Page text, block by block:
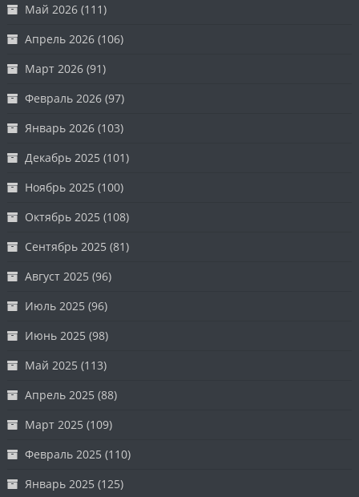
Май 2026 (111)
Апрель 2026 (106)
Март 2026 (91)
Февраль 2026 (97)
Январь 2026 (103)
Декабрь 2025 (101)
Ноябрь 2025 (100)
Октябрь 2025 (108)
Сентябрь 2025 (81)
Август 2025 (96)
Июль 2025 (96)
Июнь 2025 (98)
Май 2025 (113)
Апрель 2025 (88)
Март 2025 (109)
Февраль 2025 (110)
Январь 2025 (125)